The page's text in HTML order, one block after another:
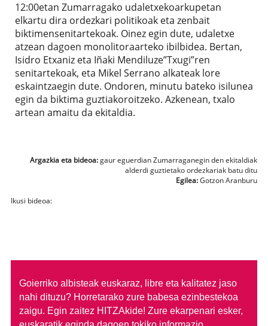
12:00etan Zumarragako udaletxekoarkupetan
elkartu dira ordezkari politikoak eta zenbait
biktimensenitartekoak. Oinez egin dute, udaletxe
atzean dagoen monolitoraarteko ibilbidea. Bertan,
Isidro Etxaniz eta Iñaki Mendiluze”Txugi”ren
senitartekoak, eta Mikel Serrano alkateak lore
eskaintzaegin dute. Ondoren, minutu bateko isilunea
egin da biktima guztiakoroitzeko. Azkenean, txalo
artean amaitu da ekitaldia.
Argazkia eta bideoa:gaur eguerdian Zumarraganegin den ekitaldiak
alderdi guztietako ordezkariak batu ditu
Egilea:Gotzon Aranburu
Ikusi bideoa:
Goierriko albisteak euskaraz, libre eta kalitatez jaso
nahi dituzu? Horretarako zure babesa ezinbestekoa
zaigu. Egin zaitez HITZAkide! Zure ekarpenari esker,